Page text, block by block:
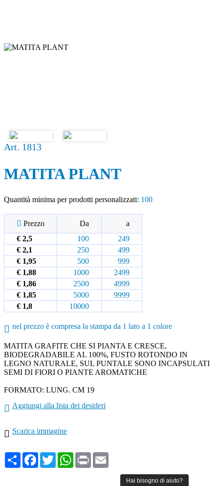
Art. 1813
MATITA PLANT
Quantità minima per prodotti personalizzati: 100
Prezzo Da
a
€ 2,5
100
249
€ 2,1
250
499
€ 1,95
500
999
€ 1,88
1000
2499
€ 1,86
2500
4999
€ 1,85
5000
9999
€ 1,8
10000
nel prezzo è compresa la stampa da 1 lato a 1 colore
MATITA GRAFITE CHE SI PIANTA E CRESCE,
BIODEGRADABILE AL 100%, FUSTO ROTONDO IN
LEGNO NATURALE, SUL PUNTALE SONO INCAPSULATI
SEMI DI FIORI O PIANTE AROMATICHE
FORMATO: LUNG. CM 19
Aggiungi alla lista dei desideri
Scarica immagine
Share Facebook
TwitterWhatsApp
Print